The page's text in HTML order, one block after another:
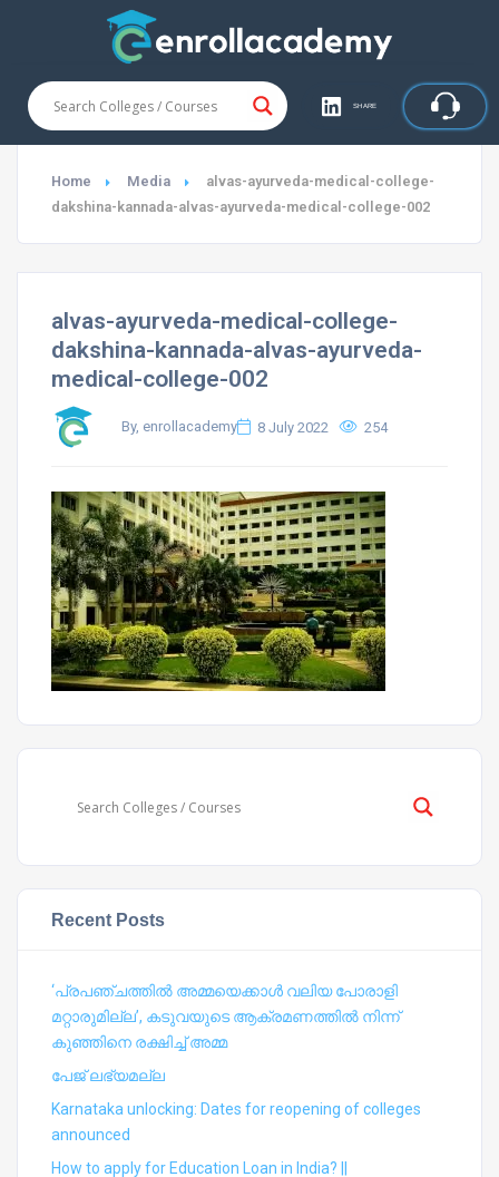
SHARE
Home Media
alvas-ayurveda-medical-college-
dakshina-kannada-alvas-ayurveda-medical-college-002
alvas-ayurveda-medical-college-
dakshina-kannada-alvas-ayurveda-
medical-college-002
By, enrollacademy 8 July 2022 254
Recent Posts
‘പ്രപഞ്ചത്തില്‍ അമ്മയെക്കാള്‍ വലിയ പോരാളി
മറ്റാരുമില്ല’, കടുവയുടെ ആക്രമണത്തില്‍ നിന്ന്
കുഞ്ഞിനെ രക്ഷിച്ച് അമ്മ
പേജ് ലഭ്യമല്ല
Karnataka unlocking: Dates for reopening of colleges
announced
How to apply for Education Loan in India? ||